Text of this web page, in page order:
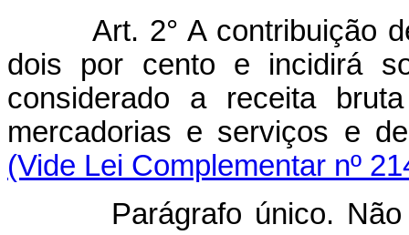
Art. 2° A contribuição
dois por cento e incidirá
considerado a receita
mercadorias e serviços e
(Vide Lei Complementar nº
Parágrafo único. Não